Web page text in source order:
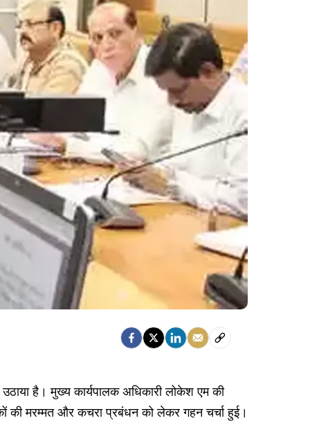
है। मुख्य कार्यपालक अधिकारी लोकेश एम की
की मरम्मत और कचरा प्रबंधन को लेकर गहन चर्चा हुई।